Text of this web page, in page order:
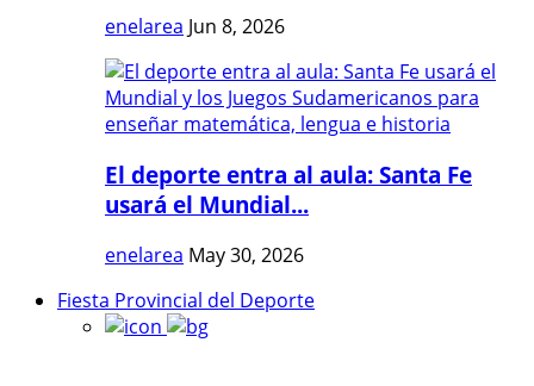
enelarea Jun 8, 2026
El deporte entra al aula: Santa Fe
usará el Mundial...
enelarea May 30, 2026
Fiesta Provincial del Deporte